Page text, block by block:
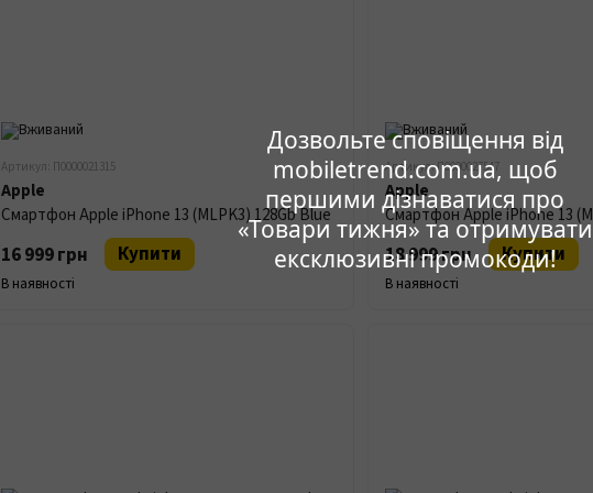
Дозвольте сповіщення від
mobiletrend.com.ua, щоб
першими дізнаватися про
«Товари тижня» та отримувати
ексклюзивні промокоди!
Артикул: П0000021315
Apple
Смартфон Apple iPhone 13 (MLPK3) 128Gb Blue
16 999 грн Купити
В наявності
Артикул: П0000027547
Apple
18 999 грн Купити
В наявності